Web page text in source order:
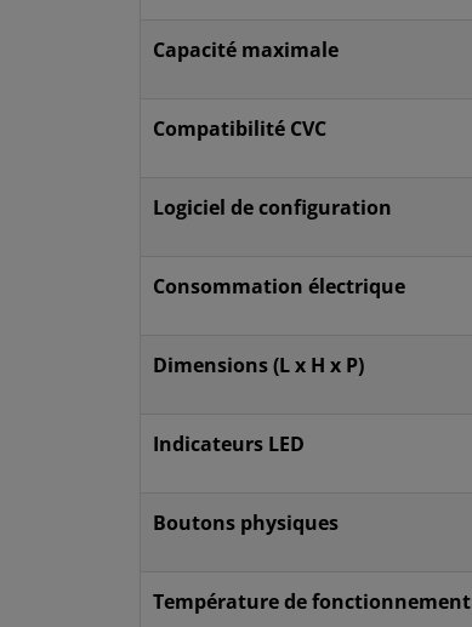
Capacité maximale
Compatibilité CVC
Logiciel de configuration
Consommation électrique
Dimensions (L x H x P)
Indicateurs LED
Boutons physiques
Température de fonctionnement